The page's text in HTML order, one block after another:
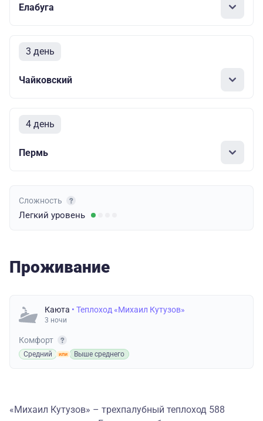
Елабуга
3 день
Чайковский
4 день
Пермь
Сложность
Легкий уровень
Проживание
Каюта • Теплоход «Михаил Кутузов»
3 ночи
Комфорт
Средний Выше среднего
«Михаил Кутузов» – трехпалубный теплоход 588